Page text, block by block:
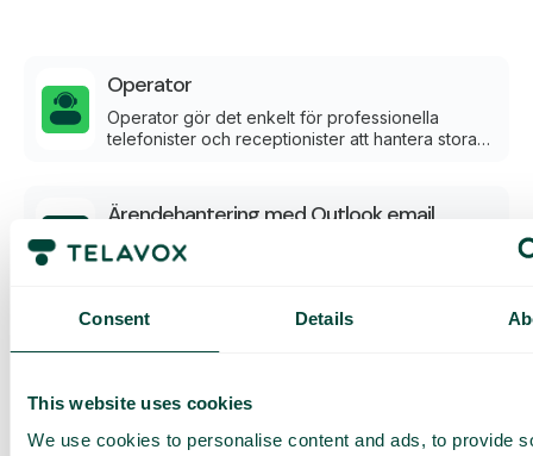
Consent Details
This website uses cookies
We use cookies to personalise content and ads, to provide
Operator
Operator gör det enkelt för professionella
telefonister och receptionister att hantera stora
Ärendehantering med Outlook email
Med Microsoft Outlook‑integration kopplat till vår
ärendehantering samlas all kundkontakt i en
WhatsApp-meddelanden.
Telavox Studio
samtalsdata. Ett samlat underlag för uppföljning
vyer eller vidare med rådata via API.